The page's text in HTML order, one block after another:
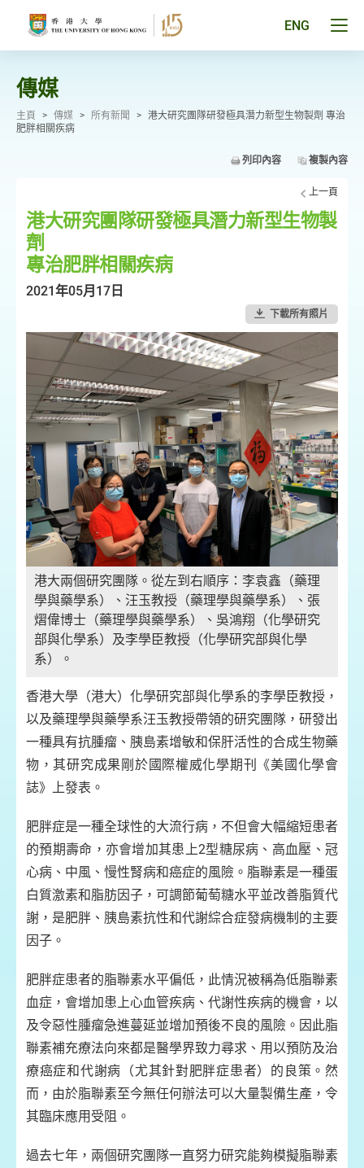
ENG
傳媒
主頁 > 傳媒 > 所有新聞 > 港大研究團隊研發極具潛力新型生物製劑 專治
肥胖相關疾病
列印內容 複製內容
上一頁
港大研究團隊研發極具潛力新型生物製
劑
專治肥胖相關疾病
2021年05月17日
下載所有照片
港大兩個研究團隊。從左到右順序：李袁鑫（藥理
學與藥學系）、汪玉教授（藥理學與藥學系）、張
熠偉博士（藥理學與藥學系）、吳鴻翔（化學研究
部與化學系）及李學臣教授（化學研究部與化學
系）。
香港大學（港大）化學研究部與化學系的李學臣教授，
以及藥理學與藥學系汪玉教授帶領的研究團隊，研發出
一種具有抗腫瘤、胰島素增敏和保肝活性的合成生物藥
物，其研究成果剛於國際權威化學期刊《美國化學會
誌》上發表。
肥胖症是一種全球性的大流行病，不但會大幅縮短患者
的預期壽命，亦會增加其患上2型糖尿病、高血壓、冠
心病、中風、慢性腎病和癌症的風險。脂聯素是一種蛋
白質激素和脂肪因子，可調節葡萄糖水平並改善脂質代
謝，是肥胖、胰島素抗性和代謝綜合症發病機制的主要
因子。
肥胖症患者的脂聯素水平偏低，此情況被稱為低脂聯素
血症，會增加患上心血管疾病、代謝性疾病的機會，以
及令惡性腫瘤急進蔓延並增加預後不良的風險。因此脂
聯素補充療法向來都是醫學界致力尋求、用以預防及治
療癌症和代謝病（尤其針對肥胖症患者）的良策。然
而，由於脂聯素至今無任何辦法可以大量製備生產，令
其臨床應用受阻。
過去七年，兩個研究團隊一直努力研究能夠模擬脂聯素